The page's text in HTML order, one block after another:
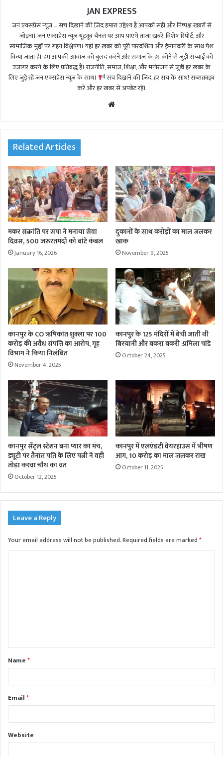
JAN EXPRESS
जन एक्सप्रेस न्यूज़ – सच दिखाने की ज़िद हमारा उद्देश्य है आपको सही और निष्पक्ष खबरों से
जोड़ना। जन एक्सप्रेस न्यूज़ यूट्यूब चैनल पर आप पाएंगे ताजा खबरें, विशेष रिपोर्ट, और
सामाजिक मुद्दों पर गहन विश्लेषण। यहां हर खबर को पूरी पारदर्शिता और ईमानदारी के साथ पेश
किया जाता है। हम आपकी आवाज़ को बुलंद करने और समाज के हर कोने से जुड़ी सच्चाई को
उजागर करने के लिए प्रतिबद्ध हैं। राजनीति, समाज, शिक्षा, और मनोरंजन से जुड़ी हर खबर के
लिए जुड़े रहें जन एक्सप्रेस न्यूज़ के साथ।
सच दिखाने की ज़िद, हर सच के साथ! सब्सक्राइब
करें और हर खबर से अपडेट रहें।
te
Related Articles
मकर संक्रांति पर सपा ने मनाया सेवा
दिवस, 500 जरूरतमंदों को बांटे कंबल
January 16, 2026
दुकानों के साथ करोड़ों का माल जलकर
खाक
November 9, 2025
कानपुर के CO ऋषिकांत शुक्ला पर 100
करोड़ की अवैध संपत्ति का आरोप, गृह
विभाग ने किया निलंबित
November 4, 2025
कानपुर के 125 मंदिरों में बेची जाती थी
बिरयानी और बकरा बकरी :प्रमिला पांडे
October 24, 2025
कानपुर सेंट्रल स्टेशन बना प्यार का मंच,
ड्यूटी पर तैनात पति के लिए पत्नी ने वहीं
तोड़ा करवा चौथ का व्रत
October 12, 2025
कानपुर में एलएंडटी वेयरहाउस में भीषण
आग, 10 करोड़ का माल जलकर राख
October 11, 2025
Leave a Reply
Your email address will not be published.Required fields are marked*
t
*Name*
Email*
Website